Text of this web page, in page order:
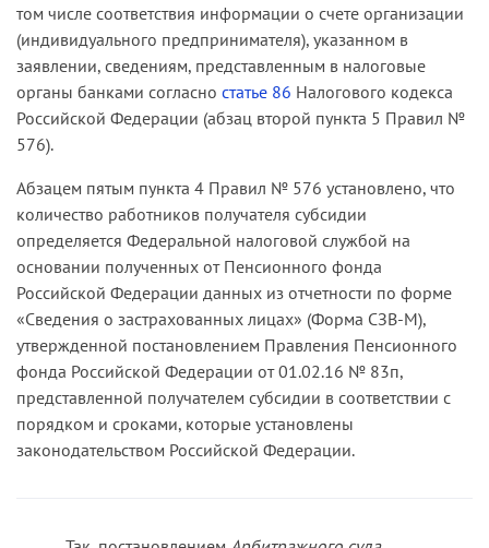
Поскольку пунктом 3 Правил № 576
предусмотрено, что условиями для включения в
реестр в целях предоставления субсидии
являются включение получателя субсидии в
Единый реестр субъектов малого и среднего
и отнесение отрасли, в которой ведется
деятельность получателя субсидии, к отраслям
российской экономики, указанным в пункте 1
Правил № 576, то при установлении наличия
права юридического лица на получение
субсидии определяющим критерием является
информация о виде экономической
деятельности, внесенная в ЕГРЮЛ.
Таким образом, оспариваемые предписания
абзаца второго пункта 1 Правил № 576,
предусматривающие определение получателя
содержится в ЕГРЮЛ по состоянию на 01.03.20,
том числе соответствия информации о счете организации
(индивидуального предпринимателя), указанном в
заявлении, сведениям, представленным в налоговые
органы банками согласно статье 86 Налогового кодекса
Российской Федерации (абзац второй пункта 5 Правил №
576).
Абзацем пятым пункта 4 Правил № 576 установлено, что
количество работников получателя субсидии
определяется Федеральной налоговой службой на
основании полученных от Пенсионного фонда
Российской Федерации данных из отчетности по форме
«Сведения о застрахованных лицах» (Форма СЗВ-М),
утвержденной постановлением Правления Пенсионного
фонда Российской Федерации от 01.02.16 № 83п,
представленной получателем субсидии в соответствии с
порядком и сроками, которые установлены
законодательством Российской Федерации.